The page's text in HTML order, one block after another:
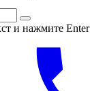
и нажмите Enter